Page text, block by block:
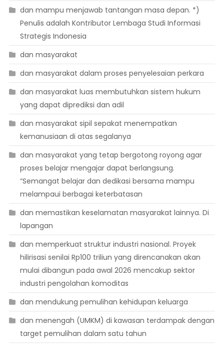
dan mampu menjawab tantangan masa depan. *)
Penulis adalah Kontributor Lembaga Studi Informasi
Strategis Indonesia
dan masyarakat
dan masyarakat dalam proses penyelesaian perkara
dan masyarakat luas membutuhkan sistem hukum
yang dapat diprediksi dan adil
dan masyarakat sipil sepakat menempatkan
kemanusiaan di atas segalanya
dan masyarakat yang tetap bergotong royong agar
proses belajar mengajar dapat berlangsung.
“Semangat belajar dan dedikasi bersama mampu
melampaui berbagai keterbatasan
dan memastikan keselamatan masyarakat lainnya. Di
lapangan
dan memperkuat struktur industri nasional. Proyek
hilirisasi senilai Rp100 triliun yang direncanakan akan
mulai dibangun pada awal 2026 mencakup sektor
industri pengolahan komoditas
dan mendukung pemulihan kehidupan keluarga
dan menengah (UMKM) di kawasan terdampak dengan
target pemulihan dalam satu tahun